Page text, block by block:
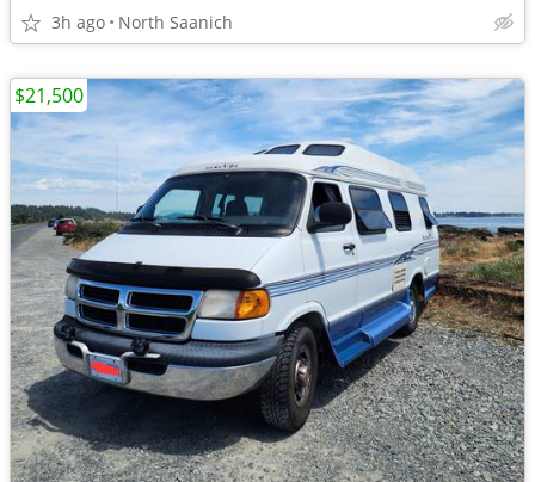
3h ago North Saanich
$21,500